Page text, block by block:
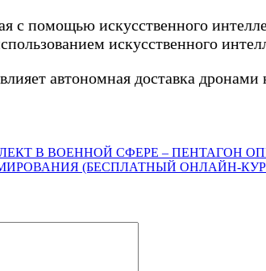
с помощью искусственного
искусственного
автономная доставка дронами
В ВОЕННОЙ СФЕРЕ – ПЕНТАГОН
(БЕСПЛАТНЫЙ ОНЛАЙН-